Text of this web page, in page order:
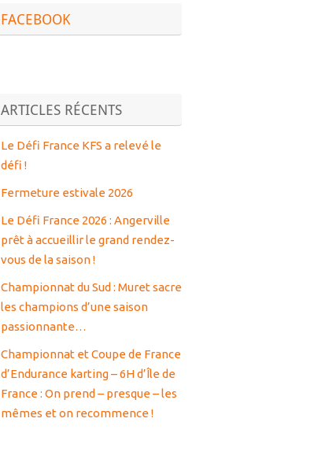
FACEBOOK
ARTICLES RÉCENTS
Le Défi France KFS a relevé le
défi !
Fermeture estivale 2026
Le Défi France 2026 : Angerville
prêt à accueillir le grand rendez-
vous de la saison !
Championnat du Sud : Muret sacre
les champions d’une saison
passionnante…
Championnat et Coupe de France
d’Endurance karting – 6H d’Île de
France : On prend – presque – les
mêmes et on recommence !